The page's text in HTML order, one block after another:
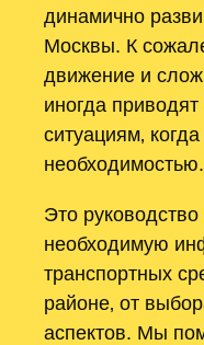
динамично
Москвы. К
движение и
иногда
ситуациям‚
необходимостью.
Это
необходимую
транспортных
районе‚ от
аспектов. Мы